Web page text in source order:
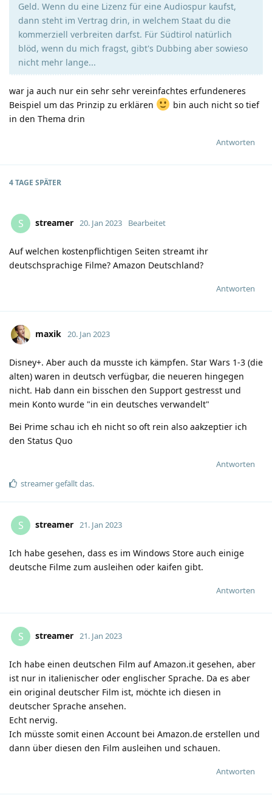
Geld. Wenn du eine Lizenz für eine Audiospur kaufst,
dann steht im Vertrag drin, in welchem Staat du die
kommerziell verbreiten darfst. Für Südtirol natürlich
blöd, wenn du mich fragst, gibt's Dubbing aber sowieso
nicht mehr lange...
war ja auch nur ein sehr sehr vereinfachtes erfundeneres
Beispiel um das Prinzip zu erklären
bin auch nicht so tief
in den Thema drin
Antworten
4 TAGE SPÄTER
S streamer 20. Jan 2023 Bearbeitet
Auf welchen kostenpflichtigen Seiten streamt ihr
deutschsprachige Filme? Amazon Deutschland?
Antworten
maxik 20. Jan 2023
Disney+. Aber auch da musste ich kämpfen. Star Wars 1-3 (die
alten) waren in deutsch verfügbar, die neueren hingegen
nicht. Hab dann ein bisschen den Support gestresst und
mein Konto wurde "in ein deutsches verwandelt"
Bei Prime schau ich eh nicht so oft rein also aakzeptier ich
den Status Quo
Antworten
streamergefällt das.
S streamer 21. Jan 2023
Ich habe gesehen, dass es im Windows Store auch einige
deutsche Filme zum ausleihen oder kaifen gibt.
Antworten
S streamer 21. Jan 2023
Ich habe einen deutschen Film auf Amazon.it gesehen, aber
ist nur in italienischer oder englischer Sprache. Da es aber
ein original deutscher Film ist, möchte ich diesen in
deutscher Sprache ansehen.
Echt nervig.
Ich müsste somit einen Account bei Amazon.de erstellen und
dann über diesen den Film ausleihen und schauen.
Antworten